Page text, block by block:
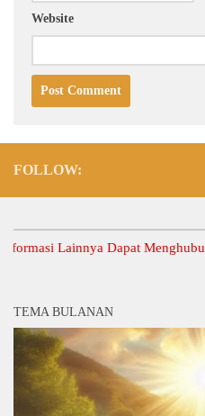
Website
FOLLOW:
Lainnya Dapat Menghubungi
TEMA BULANAN